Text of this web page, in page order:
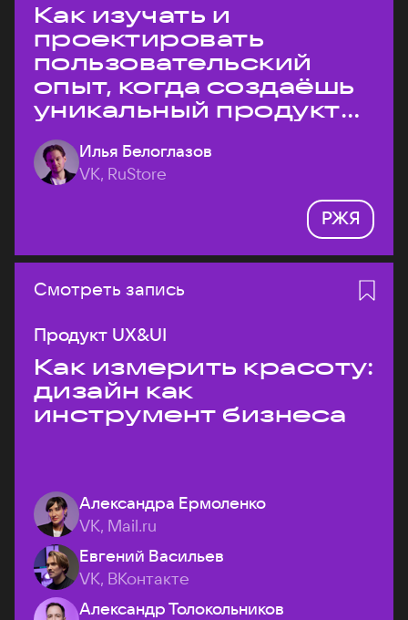
Как изучать и
проектировать
пользовательский
опыт, когда создаёшь
уникальный продукт
на рынке?
Илья Белоглазов
VK, RuStore
РЖЯ
Смотреть запись
Продукт UX&UI
Как измерить красоту:
дизайн как
инструмент бизнеса
Александра Ермоленко
VK, Mail.ru
Евгений Васильев
VK, ВКонтакте
Александр Толокольников